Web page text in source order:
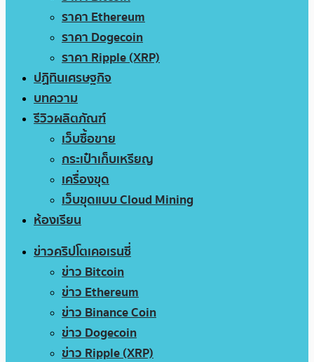
ราคา Ethereum
ราคา Dogecoin
ราคา Ripple (XRP)
ปฏิทินเศรษฐกิจ
บทความ
รีวิวผลิตภัณฑ์
เว็บซื้อขาย
กระเป๋าเก็บเหรียญ
เครื่องขุด
เว็บขุดแบบ Cloud Mining
ห้องเรียน
ข่าวคริปโตเคอเรนซี่
ข่าว Bitcoin
ข่าว Ethereum
ข่าว Binance Coin
ข่าว Dogecoin
ข่าว Ripple (XRP)